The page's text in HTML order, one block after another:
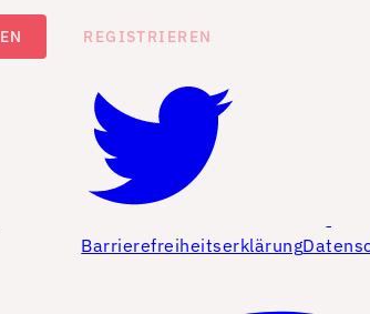
REGISTRIEREN
Barrierefreiheitserklärung